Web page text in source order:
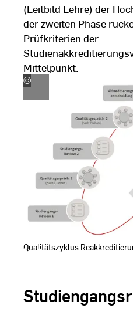
(Leitbild Lehre) der
der zweiten Phase
Prüfkriterien der
Mittelpunkt.
©
HSRM
Qualitätszyklus